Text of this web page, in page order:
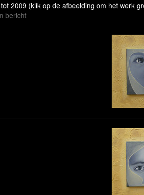
2009 (klik op de afbeelding om het werk
bericht